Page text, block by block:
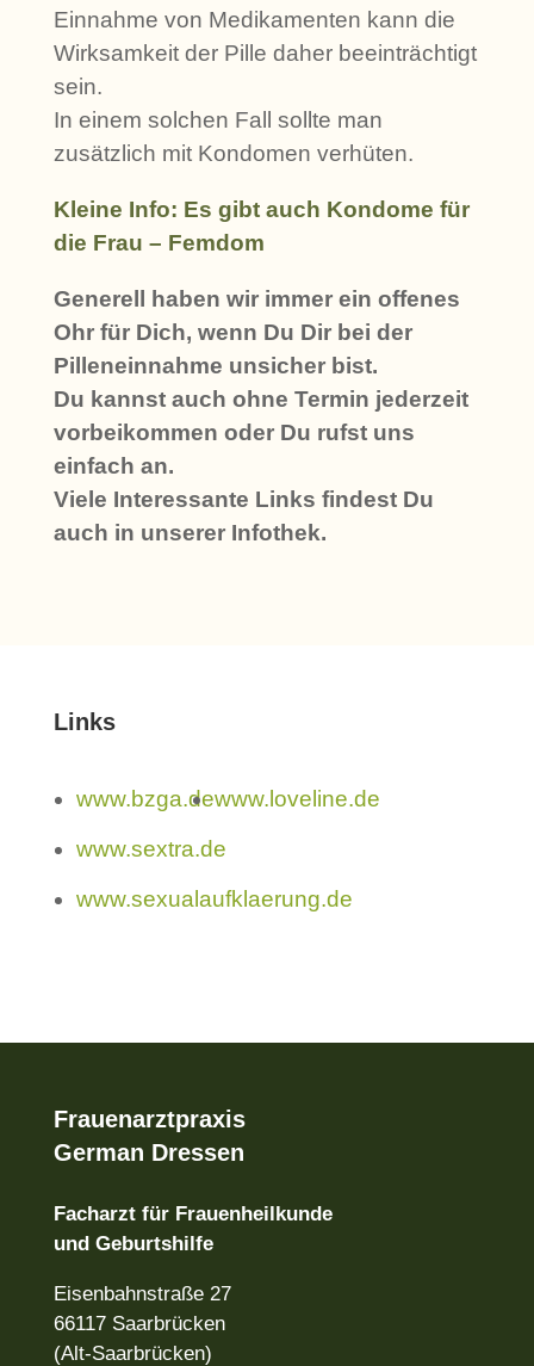
Einnahme von Medikamenten kann die
Wirksamkeit der Pille daher beeinträchtigt
sein.
In einem solchen Fall sollte man
zusätzlich mit Kondomen verhüten.
Kleine Info: Es gibt auch Kondome für
die Frau – Femdom
Generell haben wir immer ein offenes
Ohr für Dich, wenn Du Dir bei der
Pilleneinnahme unsicher bist.
Du kannst auch ohne Termin jederzeit
vorbeikommen oder Du rufst uns
einfach an.
Viele Interessante Links findest Du
auch in unserer Infothek.
Links
www.bzga.dewww.loveline.de
www.sextra.de
www.sexualaufklaerung.de
Frauenarzt­praxis
German Dressen
Facharzt für Frauenheilkunde
und Geburtshilfe
Eisenbahnstraße 27
66117 Saarbrücken
(Alt-Saarbrücken)